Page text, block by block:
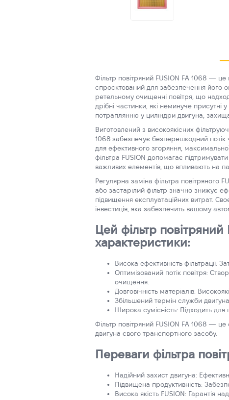
Фільтр повітряний FUSION FA 1068 —
спроєктований для забезпечення його
ретельному очищенні повітря, що
дрібні частинки, які неминуче
потраплянню у циліндри двигуна,
Виготовлений з високоякісних
1068 забезпечує безперешкодний потік
для ефективного згоряння,
фільтра FUSION допомагає
важливих елементів, що впливають на
Регулярна заміна фільтра повітряного
або застарілий фільтр значно знижує
підвищення експлуатаційних витрат.
інвестиція, яка забезпечить вашому
Цей фільтр
характеристики:
Висока ефективність фільтрації:
Оптимізований потік повітря:
очищення.
Довговічність матеріалів:
Збільшений термін служби
Широка сумісність: Підходить
Фільтр повітряний FUSION FA 1068 —
двигуна свого транспортного засобу.
Переваги фільтра
Надійний захист двигуна:
Підвищена продуктивність:
Висока якість FUSION: Гарантія